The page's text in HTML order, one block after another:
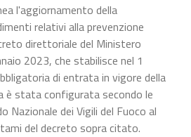
l'aggiornamento della
relativi alla prevenzione
direttoriale del Ministero
2023, che stabilisce nel 1
di entrata in vigore della
è stata configurata secondo le
Nazionale dei Vigili del Fuoco al
del decreto sopra citato.